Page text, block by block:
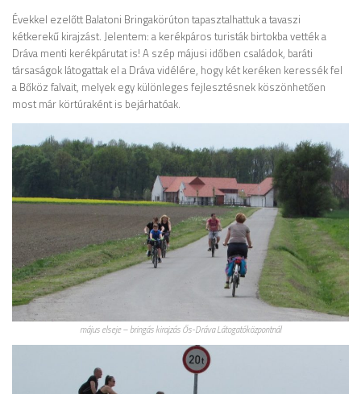
Évekkel ezelőtt Balatoni Bringakörúton tapasztalhattuk a tavaszi
kétkerekű kirajzást. Jelentem: a kerékpáros turisták birtokba vették a
Dráva menti kerékpárutat is! A szép májusi időben családok, baráti
társaságok látogattak el a Dráva vidélére, hogy két keréken keressék fel
a Bőköz falvait, melyek egy különleges fejlesztésnek köszönhetően
most már körtúraként is bejárhatóak.
május elseje – bringás kirajzás Ős-Dráva Látogatóközpontnál